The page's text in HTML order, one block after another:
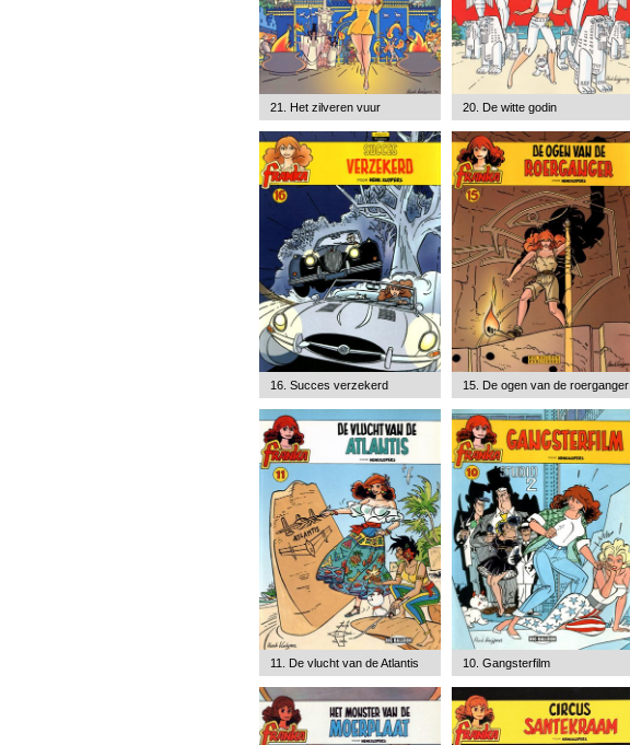
21. Het zilveren vuur 20. De witte godin
16. Succes verzekerd 15. De ogen van de roerganger
11. De vlucht van de Atlantis 10. Gangsterfilm